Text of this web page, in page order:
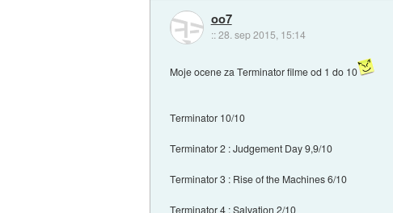
oo7
::28. sep 2015, 15:14
Moje ocene za Terminator filme od 1 do 10
Terminator 10/10
Terminator 2 : Judgement Day 9,9/10
Terminator 3 : Rise of the Machines 6/10
Terminator 4 : Salvation 2/10